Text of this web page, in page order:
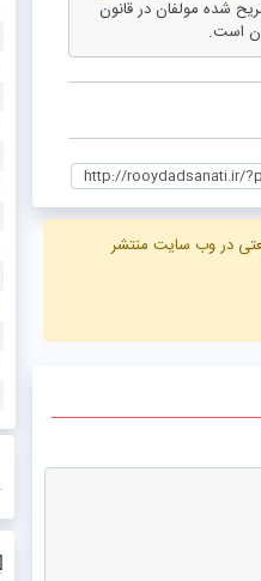
شده مولفان در قانون
است.
در وب سایت منتشر